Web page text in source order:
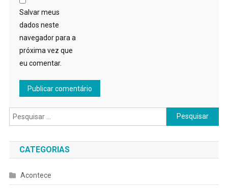
Salvar meus
dados neste
navegador para a
próxima vez que
eu comentar.
Pesquisar
por:
CATEGORIAS
Acontece